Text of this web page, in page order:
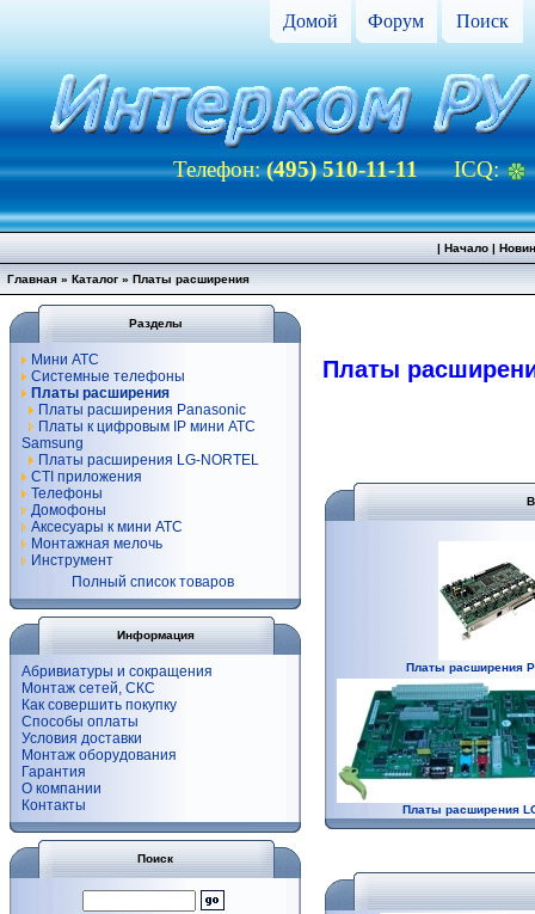
Домой Форум Поиск
Телефон:(495) 510-11-11ICQ:
|Начало |
Главная » Каталог » Платы расширения
Разделы
Мини АТС
Системные телефоны
Платы расширения
Платы расширения Panasonic
Платы к цифровым IP мини АТС
Samsung
Платы расширения LG-NORTEL
CTI приложения
Телефоны
Домофоны
Аксесуары к мини АТС
Монтажная мелочь
Инструмент
Полный список товаров
Информация
Абривиатуры и сокращения
Монтаж сетей, СКС
Как совершить покупку
Способы оплаты
Условия доставки
Монтаж оборудования
Гарантия
О компании
Контакты
Поиск
Платы
Платы расширения
Платы расширения